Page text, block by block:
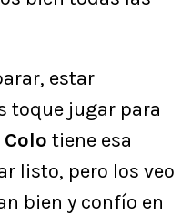
estar
toque jugar para
tiene esa
listo, pero los veo
bien y confío en